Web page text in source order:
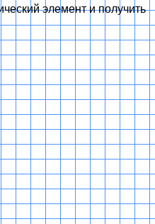
элемент и получить